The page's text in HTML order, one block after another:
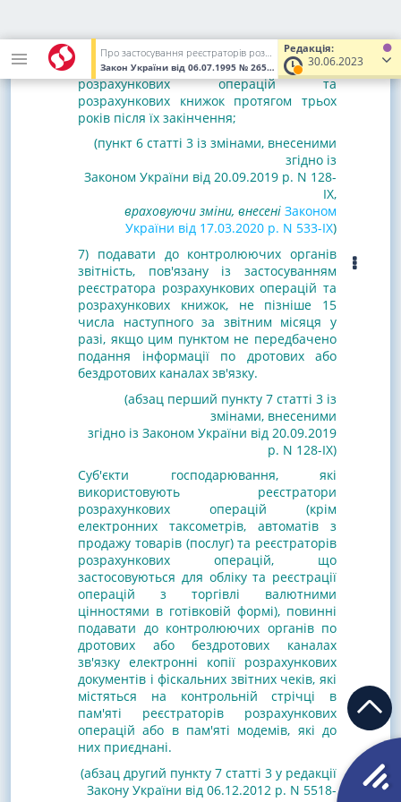
Редакція:
30.06.2023
Про застосування реєстраторів розрахункових операцій у сфері торгівлі, громадського харчування та послуг
Закон України від 06.07.1995 № 265/95-ВР (Увага! Попередня
6) забезпечувати зберігання
(у разі
використання) використаних книг обліку
розрахункових операцій та
розрахункових книжок протягом трьох
років після їх закінчення;
(пункт 6 статті 3 із змінами, внесеними
згідно із
Законом України від 20.09.2019 р. N 128-
IX,
враховуючи зміни, внесені Законом
України від 17.03.2020 р. N 533-IX)
7) подавати до контролюючих органів
звітність, пов'язану із застосуванням
реєстратора розрахункових операцій та
розрахункових книжок, не пізніше 15
числа наступного за звітним місяця у
разі, якщо цим пунктом не передбачено
подання інформації по дротових або
бездротових каналах зв'язку.
(абзац перший пункту 7 статті 3 із
змінами, внесеними
згідно із Законом України від 20.09.2019
р. N 128-IX)
Суб'єкти господарювання, які
використовують реєстратори
розрахункових операцій (крім
електронних таксометрів, автоматів з
продажу товарів (послуг) та реєстраторів
розрахункових операцій, що
застосовуються для обліку та реєстрації
операцій з торгівлі валютними
цінностями в готівковій формі), повинні
подавати до контролюючих органів по
дротових або бездротових каналах
зв'язку електронні копії розрахункових
документів і фіскальних звітних чеків, які
містяться на контрольній стрічці в
пам'яті реєстраторів розрахункових
операцій або в пам'яті модемів, які до
них приєднані.
(абзац другий пункту 7 статті 3 у редакції
Закону України від 06.12.2012 р. N 5518-